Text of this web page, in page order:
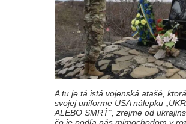
A tu je tá istá vojenská atašé,
svojej uniforme USA nálepku
ALEBO SMRŤ“, zrejme od